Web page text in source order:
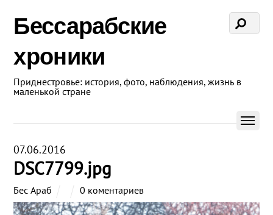
Бессарабские
хроники
Приднестровье: история, фото, наблюдения, жизнь в
маленькой стране
07.06.2016
DSC7799.jpg
Бес Араб 0 коментариев